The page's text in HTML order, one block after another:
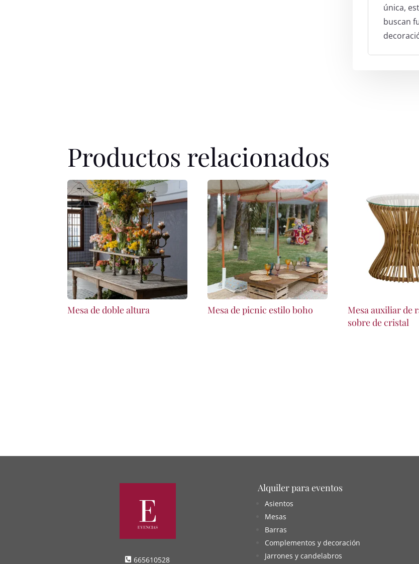
única,
buscan
Productos relacionados
Mesa de doble altura Mesa de picnic estilo boho
Mesa auxiliar de
sobre de cristal
 665610528
Alquiler para eventos
Asientos
Mesas
Barras
Complementos y decoración
Jarrones y candelabros